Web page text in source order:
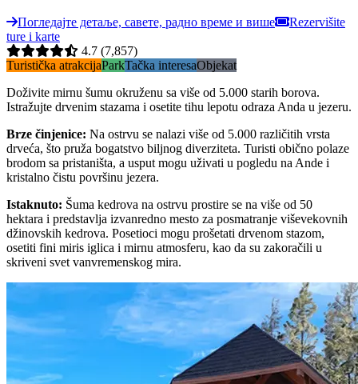
Погледајте детаље, савете, радно време и више
Rezervišite
ture i karte
4.7 (7,857)
Turistička atrakcijaParkTačka interesaObjekat
Doživite mirnu šumu okruženu sa više od 5.000 starih borova.
Istražujte drvenim stazama i osetite tihu lepotu odraza Anda u jezeru.
Brze činjenice: Na ostrvu se nalazi više od 5.000 različitih vrsta
drveća, što pruža bogatstvo biljnog diverziteta. Turisti obično polaze
brodom sa pristaništa, a usput mogu uživati u pogledu na Ande i
kristalno čistu površinu jezera.
Istaknuto: Šuma kedrova na ostrvu prostire se na više od 50
hektara i predstavlja izvanredno mesto za posmatranje viševekovnih
džinovskih kedrova. Posetioci mogu prošetati drvenom stazom,
osetiti fini miris iglica i mirnu atmosferu, kao da su zakoračili u
skriveni svet vanvremenskog mira.